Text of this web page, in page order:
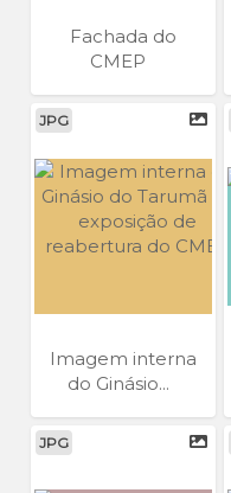
Fachada do
CMEP
JPG
Imagem interna
do Ginásio...
JPG